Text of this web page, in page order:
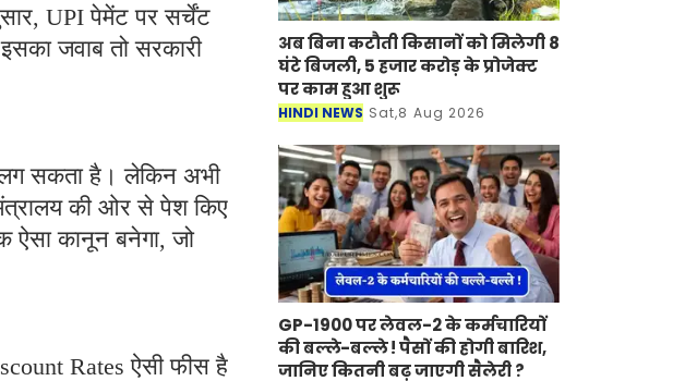
UPI पेमेंट पर सर्चेंट
जवाब तो सरकारी
सकता है। लेकिन अभी
की ओर से पेश किए
ऐसा कानून बनेगा, जो
Rates ऐसी फीस है
अब बिना कटौती किसानों को मिलेगी 8
घंटे बिजली, 5 हजार करोड़ के प्रोजेक्ट
पर काम हुआ शुरू
HINDI NEWS Sat,8 Aug 2026
GP-1900 पर लेवल-2 के कर्मचारियों
की बल्ले-बल्ले ! पैसों की होगी बारिश,
जानिए कितनी बढ़ जाएगी सैलेरी ?